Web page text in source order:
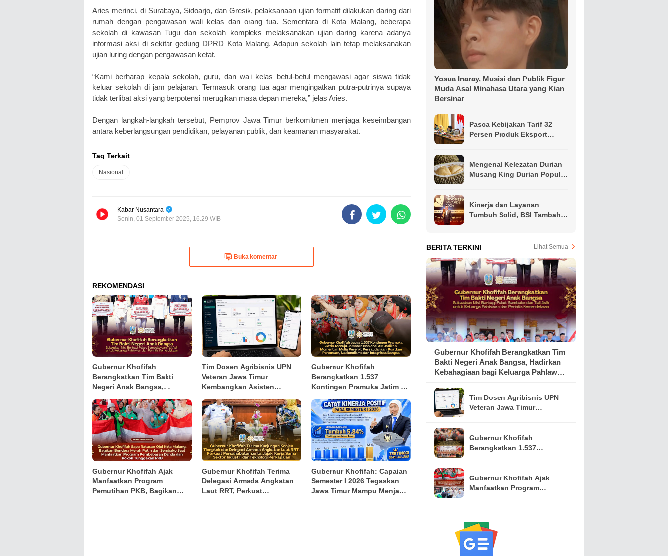
Aries merinci, di Surabaya, Sidoarjo, dan Gresik, pelaksanaan ujian formatif dilakukan daring dari
rumah dengan pengawasan wali kelas dan orang tua. Sementara di Kota Malang, beberapa
sekolah di kawasan Tugu dan sekolah kompleks melaksanakan ujian daring karena adanya
informasi aksi di sekitar gedung DPRD Kota Malang. Adapun sekolah lain tetap melaksanakan
ujian luring dengan pengawasan ketat.
“Kami berharap kepala sekolah, guru, dan wali kelas betul-betul mengawasi agar siswa tidak
keluar sekolah di jam pelajaran. Termasuk orang tua agar mengingatkan putra-putrinya supaya
tidak terlibat aksi yang berpotensi merugikan masa depan mereka,” jelas Aries.
Dengan langkah-langkah tersebut, Pemprov Jawa Timur berkomitmen menjaga keseimbangan
antara keberlangsungan pendidikan, pelayanan publik, dan keamanan masyarakat.
Tag Terkait
Nasional
Kabar Nusantara
Senin, 01 September 2025, 16.29 WIB
Buka komentar
REKOMENDASI
Gubernur Khofifah
Berangkatkan Tim Bakti
Negeri Anak Bangsa,
Keluarga Pahlawan dan
Perintis Kemerdekaan
Tim Dosen Agribisnis UPN
Veteran Jawa Timur
Kembangkan Asisten
Kelompok Tani dan UMKM
Gubernur Khofifah
Berangkatkan 1.537
Kontingen Pramuka Jatim ke
Pesankan Semangat
Persaudaraan
Gubernur Khofifah Ajak
Manfaatkan Program
Pemutihan PKB, Bagikan
Gubernur Khofifah Terima
Delegasi Armada Angkatan
Laut RRT, Perkuat
Gubernur Khofifah: Capaian
Semester I 2026 Tegaskan
Jawa Timur Mampu Menjaga
Yosua Inaray, Musisi dan Publik Figur
Muda Asal Minahasa Utara yang Kian
Bersinar
Pasca Kebijakan Tarif 32
Persen Produk Eksport
Ajak Apindo Jatim Siapkan
Langkah Intervensi Jaga
Mengenal Kelezatan Durian
Musang King Durian Populer
Kinerja dan Layanan
Tumbuh Solid, BSI Tambah
BERITA TERKINI
Lihat Semua
Gubernur Khofifah Berangkatkan Tim
Bakti Negeri Anak Bangsa, Hadirkan
Kebahagiaan bagi Keluarga Pahlawan
Tim Dosen Agribisnis UPN
Veteran Jawa Timur
Kelompok Tani dan UMKM
Gubernur Khofifah
Berangkatkan 1.537
Pesankan Semangat
Persaudaraan
Gubernur Khofifah Ajak
Manfaatkan Program
Malang